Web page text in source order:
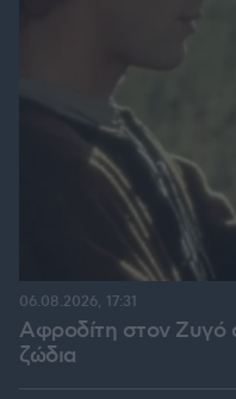
Αφροδίτη στον Ζυγό
ζώδια
06.08.2026, 17:31